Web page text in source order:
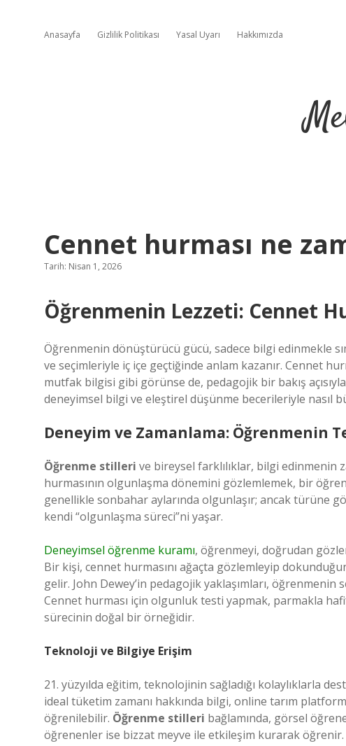
Anasayfa Gizlilik Politikası Yasal Uyarı Hakkımızda
Cennet hurması ne
Tarih: Nisan 1, 2026
Öğrenmenin Lezzeti: Cennet
Öğrenmenin dönüştürücü gücü, sadece bilgi edinmekle
ve seçimleriyle iç içe geçtiğinde anlam kazanır. Cennet
mutfak bilgisi gibi görünse de, pedagojik bir bakış
deneyimsel bilgi ve eleştirel düşünme becerileriyle nasıl
Deneyim ve Zamanlama: Öğrenmenin
Öğrenme stilleri ve bireysel farklılıklar, bilgi edinmenin
hurmasının olgunlaşma dönemini gözlemlemek, bir
genellikle sonbahar aylarında olgunlaşır; ancak türüne
kendi “olgunlaşma süreci”ni yaşar.
Deneyimsel öğrenme kuramı, öğrenmeyi, doğrudan
Bir kişi, cennet hurmasını ağaçta gözlemleyip
gelir. John Dewey’in pedagojik yaklaşımları,
Cennet hurması için olgunluk testi yapmak, parmakla
sürecinin doğal bir örneğidir.
Teknoloji ve Bilgiye Erişim
21. yüzyılda eğitim, teknolojinin sağladığı kolaylıklarla
ideal tüketim zamanı hakkında bilgi, online tarım
öğrenilebilir. Öğrenme stilleri bağlamında, görsel
öğrenenler ise bizzat meyve ile etkileşim kurarak öğrenir.